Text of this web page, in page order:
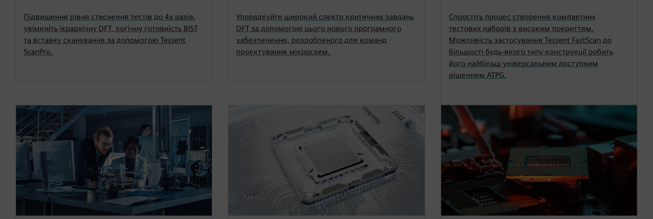
Підвищення рівня стиснення тестів до 4х разів,
увімкніть ієрархічну DFT, логічну готовність BIST
та вставку сканування за допомогою Tessent
ScanPro.
Упорядкуйте широкий спектр критичних завдань
DFT за допомогою цього нового програмного
забезпечення, розробленого для команд
проектування мікросхем.
Спростіть процес створення компактних
тестових наборів з високим покриттям.
Можливість застосування Tessent FastScan до
більшості будь-якого типу конструкції робить
його найбільш універсальним доступним
рішенням ATPG.